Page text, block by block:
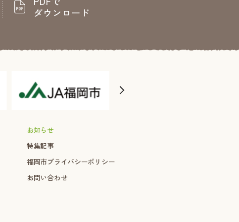
ダウンロード
お知らせ
特集記事
福岡市プライバシーポリシー
お問い合わせ